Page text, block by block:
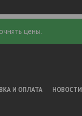
цены.
И ОПЛАТА НОВОСТИ